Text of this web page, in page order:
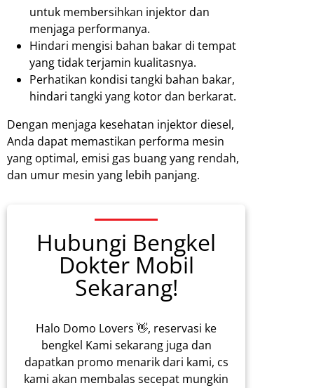
untuk membersihkan injektor dan
menjaga performanya.
Hindari mengisi bahan bakar di tempat
yang tidak terjamin kualitasnya.
Perhatikan kondisi tangki bahan bakar,
hindari tangki yang kotor dan berkarat.
Dengan menjaga kesehatan injektor diesel,
Anda dapat memastikan performa mesin
yang optimal, emisi gas buang yang rendah,
dan umur mesin yang lebih panjang.
Hubungi Bengkel
Dokter Mobil
Sekarang!
Halo Domo Lovers 👋, reservasi ke
bengkel Kami sekarang juga dan
dapatkan promo menarik dari kami, cs
kami akan membalas secepat mungkin